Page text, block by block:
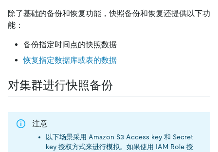
除了基础的备份和恢复功能，快照备份和恢复还提供以下功
能：
备份指定时间点的快照数据
恢复指定数据库或表的数据
对集群进行快照备份
注意
以下场景采用 Amazon S3 Access key 和 Secret
key 授权方式来进行模拟。如果使用 IAM Role 授